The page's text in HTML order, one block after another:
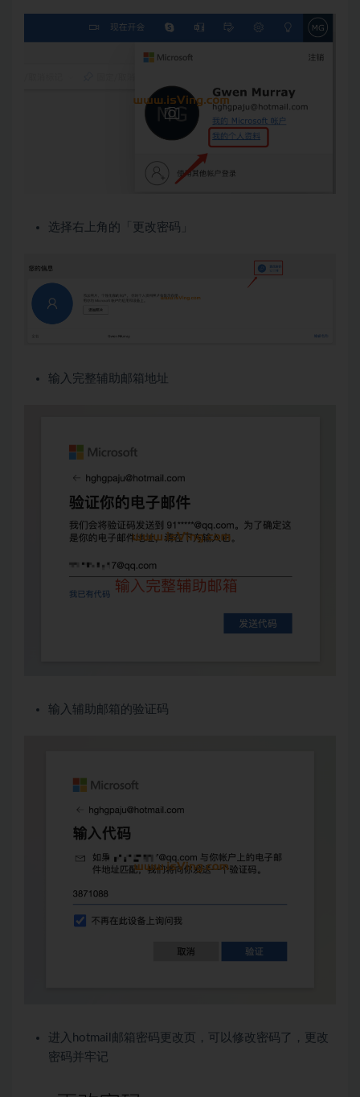
选择右上角的「更改密码」
输入完整辅助邮箱地址
输入辅助邮箱的验证码
进入hotmail邮箱密码更改页，可以修改密码了，更改
密码并牢记